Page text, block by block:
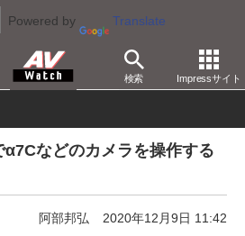
Powered by Translate
検索 Impressサイト
カメラ ソニー
α7Cなどのカメラを操作する
阿部邦弘 2020年12月9日 11:42